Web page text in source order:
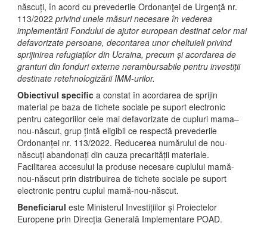
născuți, în acord cu prevederile Ordonanţei de Urgenţă nr.
113/2022 privind unele măsuri necesare în vederea
implementării Fondului de ajutor european destinat celor mai
defavorizate persoane, decontarea unor cheltuieli privind
sprijinirea refugiaților din Ucraina, precum și acordarea de
granturi din fonduri externe nerambursabile pentru investiții
destinate retehnologizării IMM-urilor.
Obiectivul specific a constat în acordarea de sprijin
material pe baza de tichete sociale pe suport electronic
pentru categoriilor cele mai defavorizate de cupluri mama–
nou-născut, grup țintă eligibil ce respectă prevederile
Ordonanței nr. 113/2022. Reducerea numărului de nou-
născuți abandonați din cauza precarității materiale.
Facilitarea accesului la produse necesare cuplului mamă-
nou-născut prin distribuirea de tichete sociale pe suport
electronic pentru cuplul mamă-nou-născut.
Beneficiarul este Ministerul Investițiilor și Proiectelor
Europene prin Direcția Generală Implementare POAD.